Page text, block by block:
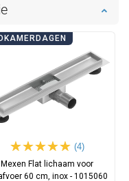
(4)
Mexen Flat lichaam voor
60 cm, inox - 1015060